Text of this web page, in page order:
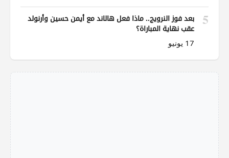
5
بعد فوز النرويج.. ماذا فعل هالاند مع أيمن حسين وأرنولد
عقب نهاية المباراة؟
17 يونيو